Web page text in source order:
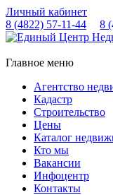
Личный кабинет
8 (4822) 57-11-44 8
Главное меню
Агентство
Кадастр
Строительство
Цены
Каталог
Кто мы
Вакансии
Инфоцентр
Контакты